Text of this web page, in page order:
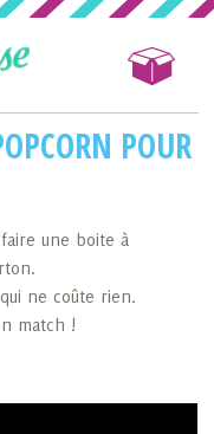
POUR
une boite à
ne coûte rien.
match !